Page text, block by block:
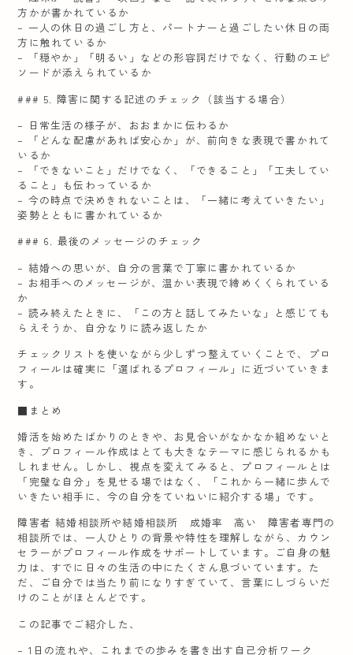
方かが書かれているか
– 一人の休日の過ごし方と、パートナーと過ごしたい休日の両
方に触れているか
– 「穏やか」「明るい」などの形容詞だけでなく、行動のエピ
ソードが添えられているか
### 5. 障害に関する記述のチェック（該当する場合）
– 日常生活の様子が、おおまかに伝わるか
– 「どんな配慮があれば安心か」が、前向きな表現で書かれて
いるか
– 「できないこと」だけでなく、「できること」「工夫してい
ること」も伝わっているか
– 今の時点で決めきれないことは、「一緒に考えていきたい」
姿勢とともに書かれているか
### 6. 最後のメッセージのチェック
– 結婚への思いが、自分の言葉で丁寧に書かれているか
– お相手へのメッセージが、温かい表現で締めくくられている
か
– 読み終えたときに、「この方と話してみたいな」と感じても
らえそうか、自分なりに読み返したか
チェックリストを使いながら少しずつ整えていくことで、プロ
フィールは確実に「選ばれるプロフィール」に近づいていきま
す。
■まとめ
婚活を始めたばかりのときや、お見合いがなかなか組めないと
き、プロフィール作成はとても大きなテーマに感じられるかも
しれません。しかし、視点を変えてみると、プロフィールとは
「完璧な自分」を見せる場ではなく、「これから一緒に歩んで
いきたい相手に、今の自分をていねいに紹介する場」です。
障害者 結婚相談所や結婚相談所 成婚率 高い 障害者専門の
相談所では、一人ひとりの背景や特性を理解しながら、カウン
セラーがプロフィール作成をサポートしています。ご自身の魅
力は、すでに日々の生活の中にたくさん息づいています。た
だ、ご自分では当たり前になりすぎていて、言葉にしづらいだ
けのことがほとんどです。
この記事でご紹介した、
– 1日の流れや、これまでの歩みを書き出す自己分析ワーク